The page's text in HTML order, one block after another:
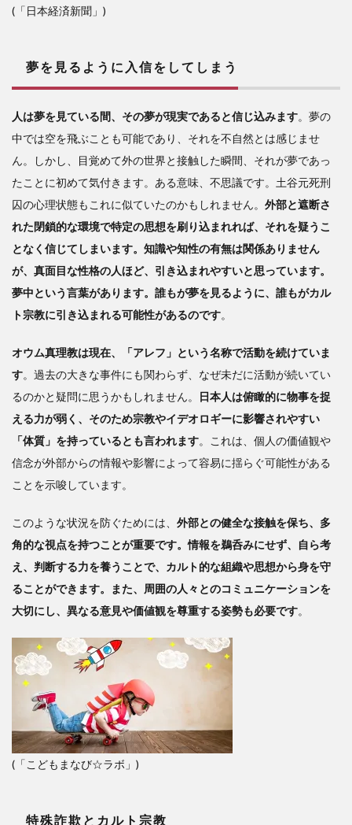
(「日本経済新聞」)
夢を見るように入信をしてしまう
人は夢を見ている間、その夢が現実であると信じ込みます。夢の
中では空を飛ぶことも可能であり、それを不自然とは感じませ
ん。しかし、目覚めて外の世界と接触した瞬間、それが夢であっ
たことに初めて気付きます。ある意味、不思議です。土谷元死刑
囚の心理状態もこれに似ていたのかもしれません。 外部と遮断さ
れた閉鎖的な環境で特定の思想を刷り込まれれば、それを疑うこ
となく信じてしまいます。知識や知性の有無は関係ありません
が、 真面目な性格の人ほど、引き込まれやすいと思っています。
夢中という言葉があります。誰もが夢を見るように、誰もがカル
ト宗教に引き込まれる可能性があるのです。
オウム真理教は現在、「アレフ」という名称で活動を続けていま
す。過去の大きな事件にも関わらず、なぜ未だに活動が続いてい
るのかと疑問に思うかもしれません。
日本人は俯瞰的に物事を捉
える力が弱く、そのため宗教やイデオロギーに影響されやすい
「体質」を持っているとも言われます。これは、個人の価値観や
信念が外部からの情報や影響によって容易に揺らぐ可能性がある
ことを示唆しています。
このような状況を防ぐためには、 外部との健全な接触を保ち、多
角的な視点を持つことが重要です。情報を鵜呑みにせず、自ら考
え、判断する力を養うことで、カルト的な組織や思想から身を守
ることができます。また、周囲の人々とのコミュニケーションを
大切にし、異なる意見や価値観を尊重する姿勢も必要です。
(「こどもまなび☆ラボ」)
特殊詐欺とカルト宗教